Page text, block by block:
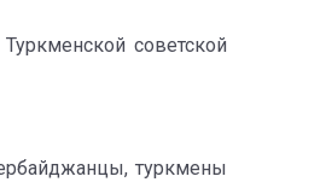
советской
туркмены